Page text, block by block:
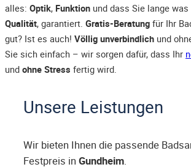
alles: Optik, Funktion und dass Sie lange was
Qualität, garantiert. Gratis-Beratung für Ihr
gut? Ist es auch! Völlig unverbindlich und
Sie sich einfach – wir sorgen dafür, dass Ihr
und ohne Stress fertig wird.
Unsere Leistungen
Wir bieten Ihnen die passende
Festpreis in Gundheim.